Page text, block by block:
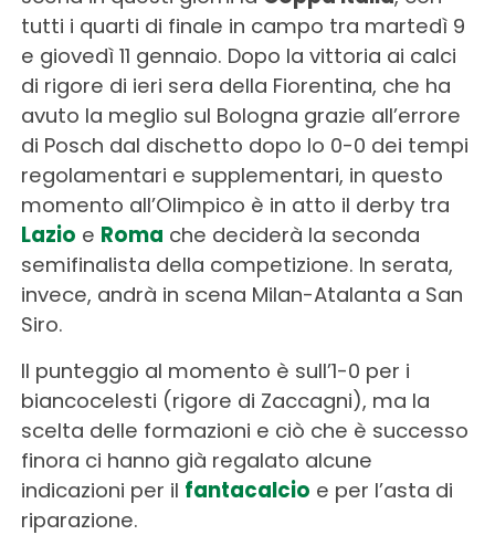
tutti i quarti di finale in campo tra martedì 9
e giovedì 11 gennaio. Dopo la vittoria ai calci
di rigore di ieri sera della Fiorentina, che ha
avuto la meglio sul Bologna grazie all’errore
di Posch dal dischetto dopo lo 0-0 dei tempi
regolamentari e supplementari, in questo
momento all’Olimpico è in atto il derby tra
Lazio e Roma che deciderà la seconda
semifinalista della competizione. In serata,
invece, andrà in scena Milan-Atalanta a San
Siro.
Il punteggio al momento è sull’1-0 per i
biancocelesti (rigore di Zaccagni), ma la
scelta delle formazioni e ciò che è successo
finora ci hanno già regalato alcune
indicazioni per il fantacalcio e per l’asta di
riparazione.